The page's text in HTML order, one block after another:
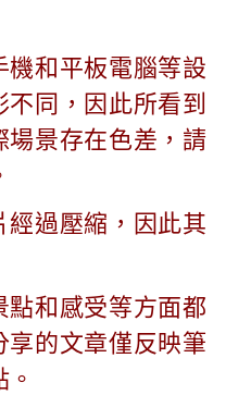
機和平板電腦等設
同，因此所看到
場景存在色差，請
過壓縮，因此其
和感受等方面都
的文章僅反映筆